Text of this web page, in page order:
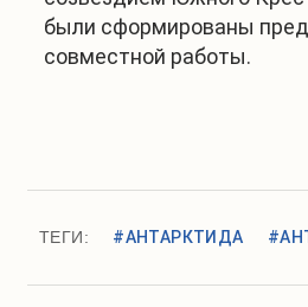
были сформированы
совместной работы.
ТЕГИ: #АНТАРКТИДА